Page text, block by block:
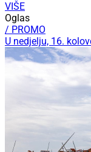
VIŠE
Oglas
/ PROMO
U nedjelju, 16.